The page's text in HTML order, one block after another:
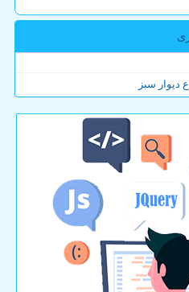
دیوار سبز